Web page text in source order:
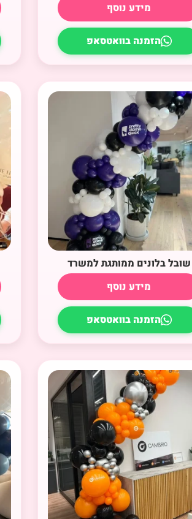
מידע נוסף
הזמנה בוואטסאפ
שובל בלונים ממותגת למשרד
מידע נוסף
הזמנה בוואטסאפ